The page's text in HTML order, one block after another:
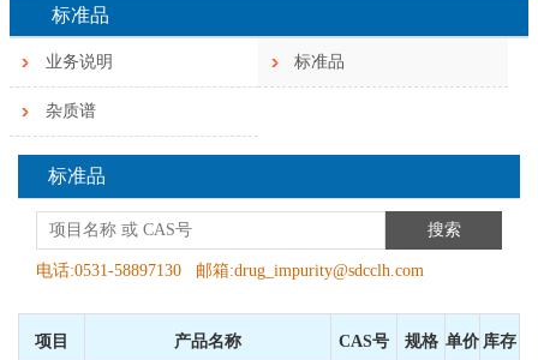
标准品
业务说明 标准品
杂质谱
标准品
搜索
电话:0531-58897130 邮箱:drug_impurity@sdcclh.com
项目 产品名称 CAS号 规格 单价 库存